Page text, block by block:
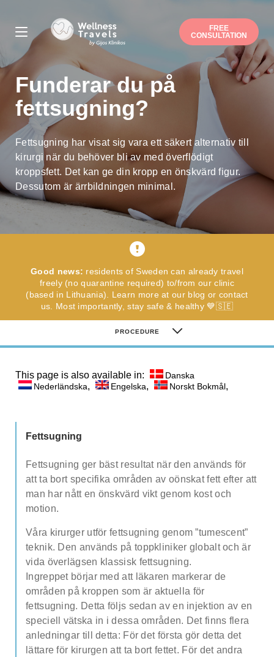
FREE
CONSULTATION
Funderar du på
fettsugning?
Fettsugning har visat sig vara ett säkert alternativ till
kirurgi när du behöver bli av med överflödigt
kroppsfett. Det kan ge din kropp en önskvärd figur.
Dessutom är ärrbildningen minimal.
Good news: residents of Sweden can already travel
freely (no quarantine required) to/from our clinic
(based in Lithuania). Learn more at our blog or contact
us. Most importantly, stay safe & healthy 💙🇸🇪
PROCEDURE
PROCEDURE
SURGEONS
This page is also available in:
Danska
Nederländska, Engelska, Norskt Bokmål,
Fettsugning
Fettsugning ger bäst resultat när den används för
att ta bort specifika områden av oönskat fett efter att
man har nått en önskvärd vikt genom kost och
motion.
Våra kirurger utför fettsugning genom ”tumescent”
teknik. Den används på toppkliniker globalt och är
vida överlägsen klassisk fettsugning.
Ingreppet börjar med att läkaren markerar de
områden på kroppen som är aktuella för
fettsugning. Detta följs sedan av en injektion av en
speciell vätska in i dessa områden. Det finns flera
anledningar till detta: För det första gör detta det
lättare för kirurgen att ta bort fettet. För det andra
Thank you for your interest.
Choose a surgery
Liposuction
Buttock augmentation / lift
Arm / Thigh lift
Breast augmentation
Breast lift
Mommy makeover
Gynecomastia
Nose job
Ear correction
Eyelid correction
Facelift
Hip/Knee replacement
Gastric sleeve/bypass
Penile implant surgery
Other
Note: you can pick more than one.
Note: weekends are not possible. Highest availability
Mondays/ Tuesdays
Comments (optional)
Check here if you would like to receive info
about our special price offers & surgeon
consultations near you.
By submitting you agree to ourPrivacy policy